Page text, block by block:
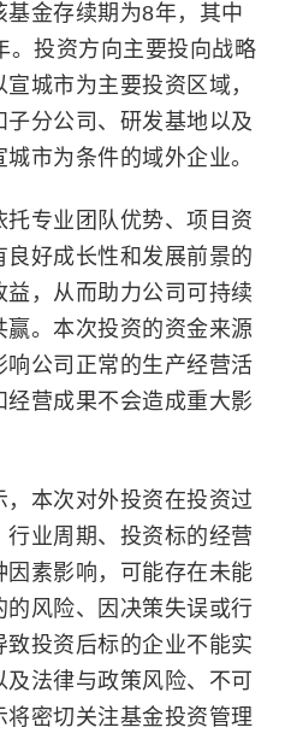
金存续期为8年，其中
。投资方向主要投向战略
城市为主要投资区域，
分公司、研发基地以及
市为条件的域外企业。
专业团队优势、项目资
好成长性和发展前景的
，从而助力公司可持续
。本次投资的资金来源
公司正常的生产经营活
营成果不会造成重大影
本次对外投资在投资过
业周期、投资标的经营
素影响，可能存在未能
风险、因决策失误或行
投资后标的企业不能实
法律与政策风险、不可
密切关注基金投资管理